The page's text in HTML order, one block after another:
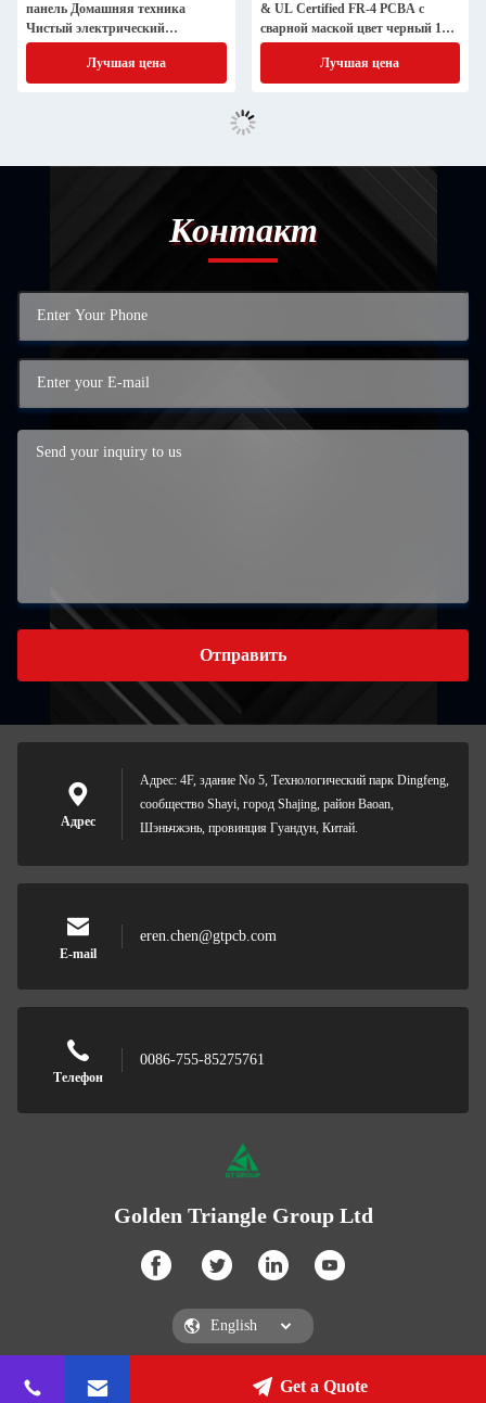
панель Домашняя техника
Чистый электрический
нагреватель
Лучшая цена
& UL Certified FR-4 PCBA с
сварной маской цвет черный 1
унция меди
Лучшая цена
Контакт
Отправить
Адрес
Адрес: 4F, здание No 5, Технологический парк Dingfeng,
сообщество Shayi, город Shajing, район Baoan,
Шэньчжэнь, провинция Гуандун, Китай.
E-mail
eren.chen@gtpcb.com
Телефон
0086-755-85275761
Golden Triangle Group Ltd
Golden Triangle Group LtdGet a Quote